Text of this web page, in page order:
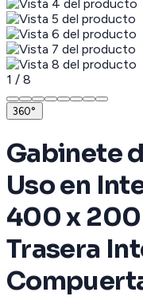
1 / 8
360°
Gabinete
Uso en
400 x 200
Trasera